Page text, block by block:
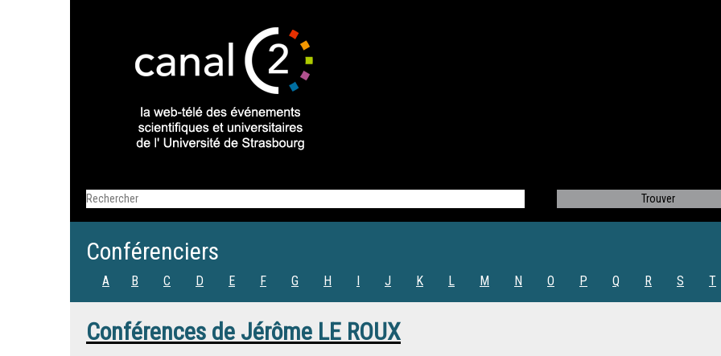
Conférenciers
A B C D E F G H I J K L M N O P Q R S T
Conférences de Jérôme LE ROUX